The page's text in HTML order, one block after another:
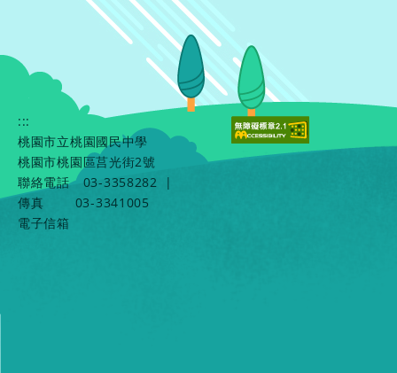
:::
桃園市立桃園國民中學
桃園市桃園區莒光街2號
聯絡電話
03-3358282
|
傳真
03-3341005
電子信箱